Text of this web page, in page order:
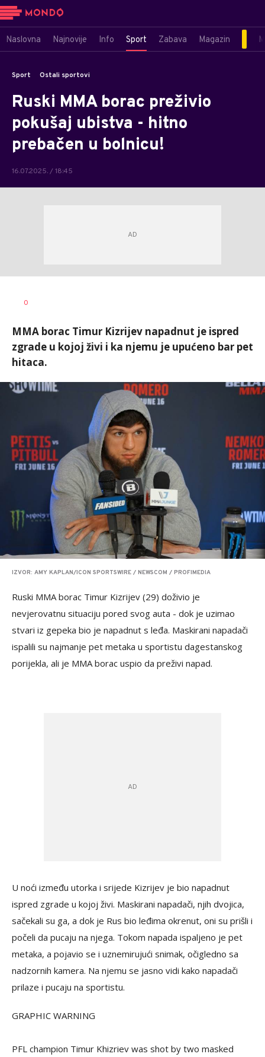
Naslovna Najnovije Info Sport Zabava Magazin
Sport Ostali sportovi
Ruski MMA borac preživio
pokušaj ubistva - hitno
prebačen u bolnicu!
16.07.2025. / 18:45
AUTOR
0
MMA borac Timur Kizrijev napadnut je ispred
zgrade u kojoj živi i ka njemu je upućeno bar pet
hitaca.
IZVOR: AMY KAPLAN/ICON SPORTSWIRE / NEWSCOM / PROFIMEDIA
Ruski MMA borac Timur Kizrijev (29) doživio je
nevjerovatnu situaciju pored svog auta - dok je uzimao
stvari iz gepeka bio je napadnut s leđa. Maskirani napadači
ispalili su najmanje pet metaka u sportistu dagestanskog
porijekla, ali je MMA borac uspio da preživi napad.
U noći između utorka i srijede Kizrijev je bio napadnut
ispred zgrade u kojoj živi. Maskirani napadači, njih dvojica,
sačekali su ga, a dok je Rus bio leđima okrenut, oni su prišli i
počeli da pucaju na njega. Tokom napada ispaljeno je pet
metaka, a pojavio se i uznemirujući snimak, očigledno sa
nadzornih kamera. Na njemu se jasno vidi kako napadači
prilaze i pucaju na sportistu.
GRAPHIC WARNING
PFL champion Timur Khizriev was shot by two masked